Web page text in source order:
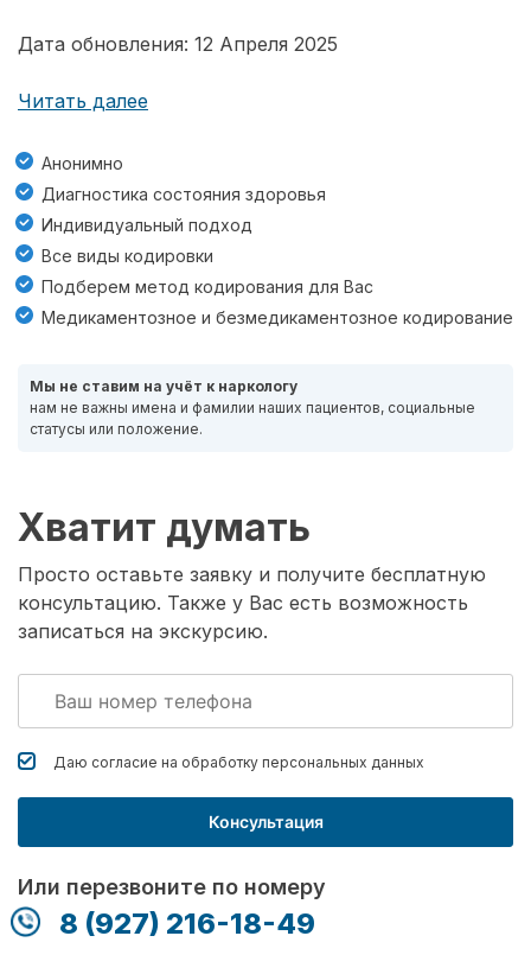
Дата обновления: 12 Апреля 2025
Читать далее
Анонимно
Диагностика состояния здоровья
Индивидуальный подход
Все виды кодировки
Подберем метод кодирования для Вас
Медикаментозное и безмедикаментозное кодирование
Мы не ставим на учёт к наркологу
нам не важны имена и фамилии наших пациентов, социальные
статусы или положение.
Хватит думать
Просто оставьте заявку и получите бесплатную
консультацию. Также у Вас есть возможность
записаться на экскурсию.
Даю согласие на обработку персональных данных
Консультация
Или перезвоните по номеру
8 (927) 216-18-49